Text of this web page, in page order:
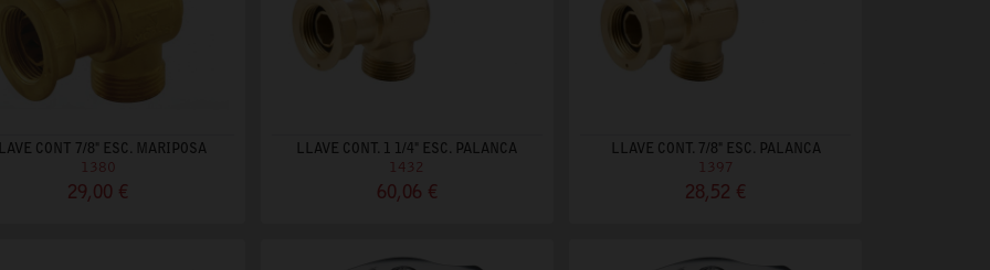
CONT 7/8" ESC. MARIPOSA
1380
29,00 €
LLAVE CONT. 1 1/4" ESC. PALANCA
1432
60,06 €
LLAVE CONT. 7/8" ESC. PALANCA
1397
28,52 €